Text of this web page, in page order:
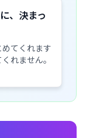
、決まっ
てくれます
れません。